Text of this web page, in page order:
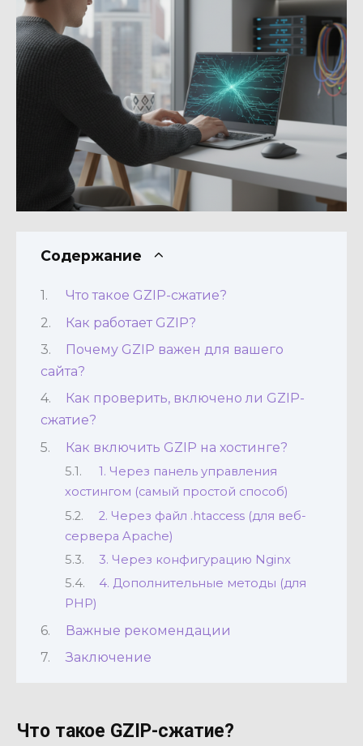
Содержание
Что такое GZIP-сжатие?
Как работает GZIP?
Почему GZIP важен для вашего
сайта?
Как проверить, включено ли GZIP-
сжатие?
Как включить GZIP на хостинге?
1. Через панель управления
хостингом (самый простой способ)
2. Через файл .htaccess (для веб-
сервера Apache)
3. Через конфигурацию Nginx
4. Дополнительные методы (для
PHP)
Важные рекомендации
Заключение
Что такое GZIP-сжатие?